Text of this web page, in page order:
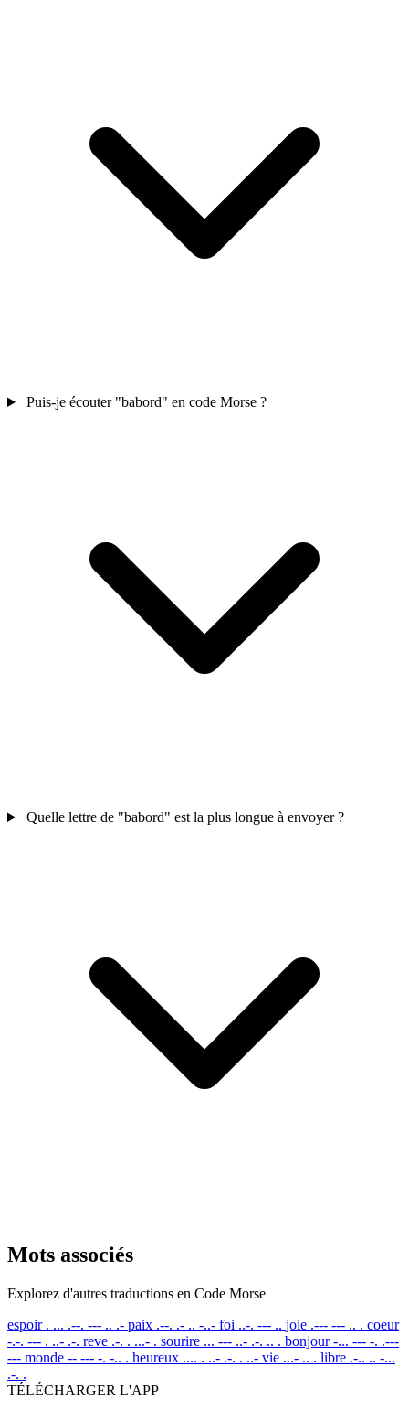
Puis-je écouter "babord" en code Morse ?
Quelle lettre de "babord" est la plus longue à envoyer ?
Mots associés
Explorez d'autres traductions en Code Morse
espoir . ... .--. --- .. .- paix .--. .- .. -..- foi ..-. --- .. joie .--- --- .. . coeur
-.-. --- . ..- .-. reve .-. . ...- . sourire ... --- ..- .-. .. . bonjour -... --- -. .---
--- monde -- --- -. -.. . heureux .... . ..- .-. . ..- vie ...- .. . libre .-.. .. -...
.-. .
TÉLÉCHARGER L'APP